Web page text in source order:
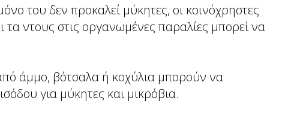
του δεν προκαλεί μύκητες, οι κοινόχρηστες
ντους στις οργανωμένες παραλίες μπορεί να
άμμο, βότσαλα ή κοχύλια μπορούν να
για μύκητες και μικρόβια.